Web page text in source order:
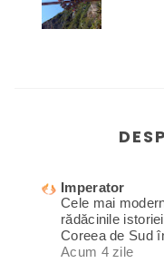
Imperator
Cele mai
rădăcinile
Coreea de Sud
Acum 4 zile